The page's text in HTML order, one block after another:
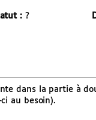
: ?
dans la partie à
au besoin).